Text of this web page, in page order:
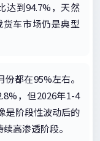
达到94.7%，天然
车市场仍是典型
都在95%左右。
，但2026年1-4
是阶段性波动后的
高渗透阶段。